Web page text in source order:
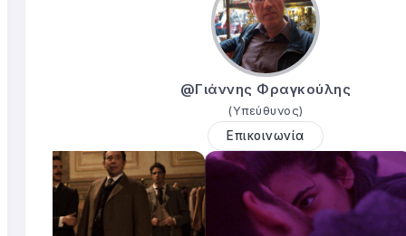
@Γιάννης Φραγκούλης
(Υπεύθυνος)
Επικοινωνία